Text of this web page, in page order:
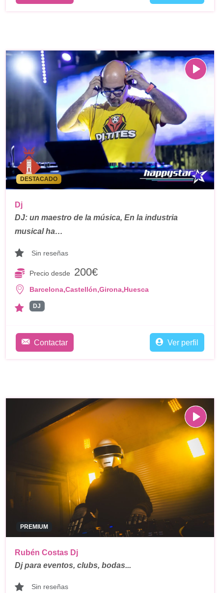
DESTACADO
Dj
DJ: un maestro de la música, En la industria
musical ha…
Sin reseñas
Precio desde 200€
Barcelona,Castellón,Girona,Huesca
DJ
Contactar Ver perfil
PREMIUM
Rubén Costas Dj
Dj para eventos, clubs, bodas...
Sin reseñas